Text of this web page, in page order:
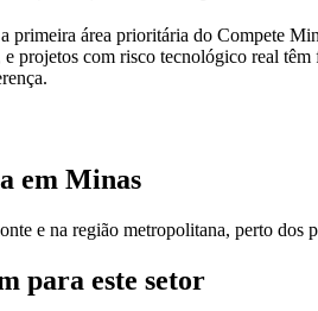
primeira área prioritária do Compete
projetos com risco tecnológico real
em Minas
e na região metropolitana, perto dos
para este setor